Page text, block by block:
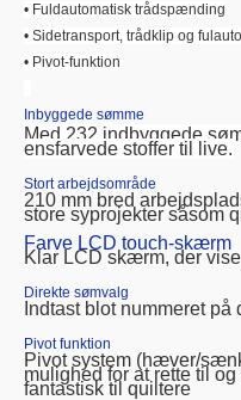
• Fuldautomatisk trådspænding
• Sidetransport, trådklip og
• Pivot-funktion
Inbyggede sømme
Med 232 indbyggede
ensfarvede stoffer til live.
Stort arbejdsområde
210 mm bred
store syprojekter såsom
Farve LCD touch-skærm
Klar LCD skærm, der
Direkte sømvalg
Indtast blot nummeret
Pivot funktion
Pivot system (hæver/
mulighed for at rette til
fantastisk til quiltere